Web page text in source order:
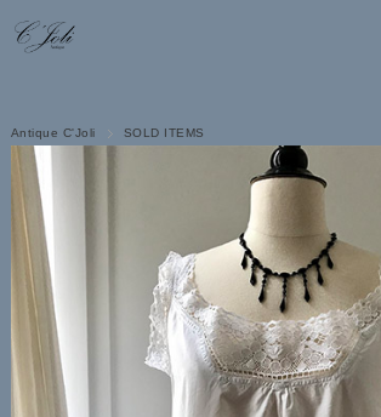
Antique C'Joli SOLD ITEMS